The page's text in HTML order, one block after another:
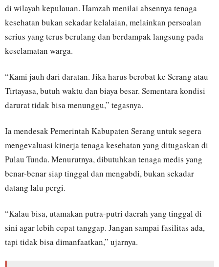
di wilayah kepulauan. Hamzah menilai absennya tenaga
kesehatan bukan sekadar kelalaian, melainkan persoalan
serius yang terus berulang dan berdampak langsung pada
keselamatan warga.
“Kami jauh dari daratan. Jika harus berobat ke Serang atau
Tirtayasa, butuh waktu dan biaya besar. Sementara kondisi
darurat tidak bisa menunggu,” tegasnya.
Ia mendesak Pemerintah Kabupaten Serang untuk segera
mengevaluasi kinerja tenaga kesehatan yang ditugaskan di
Pulau Tunda. Menurutnya, dibutuhkan tenaga medis yang
benar-benar siap tinggal dan mengabdi, bukan sekadar
datang lalu pergi.
“Kalau bisa, utamakan putra-putri daerah yang tinggal di
sini agar lebih cepat tanggap. Jangan sampai fasilitas ada,
tapi tidak bisa dimanfaatkan,” ujarnya.